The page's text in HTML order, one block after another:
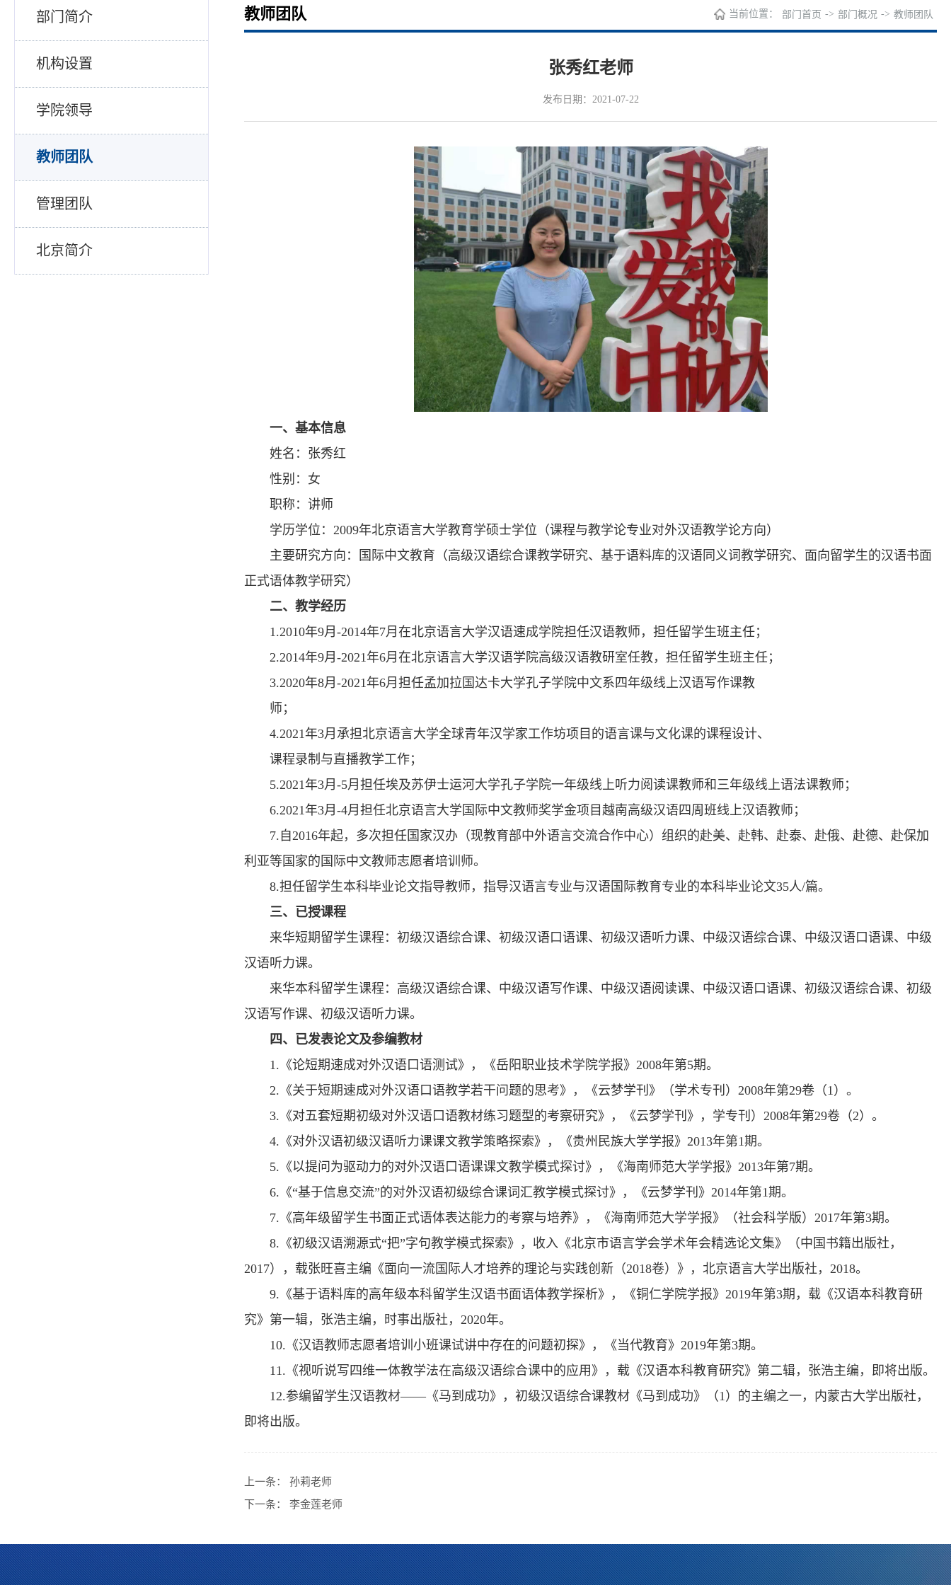
部门简介
机构设置
学院领导
教师团队
管理团队
北京简介
教师团队 当前位置： 部门首页 -> 部门概况 -> 教师团队
张秀红老师
发布日期：2021-07-22
一、基本信息
姓名：张秀红
性别：女
职称：讲师
学历学位：2009年北京语言大学教育学硕士学位（课程与教学论专业对外汉语教学论方向）
主要研究方向：国际中文教育（高级汉语综合课教学研究、基于语料库的汉语同义词教学研究、面向留学生的汉语书面
正式语体教学研究）
二、教学经历
1.2010年9月-2014年7月在北京语言大学汉语速成学院担任汉语教师，担任留学生班主任；
2.2014年9月-2021年6月在北京语言大学汉语学院高级汉语教研室任教，担任留学生班主任；
3.2020年8月-2021年6月担任孟加拉国达卡大学孔子学院中文系四年级线上汉语写作课教
师；
4.2021年3月承担北京语言大学全球青年汉学家工作坊项目的语言课与文化课的课程设计、
课程录制与直播教学工作；
5.2021年3月-5月担任埃及苏伊士运河大学孔子学院一年级线上听力阅读课教师和三年级线上语法课教师；
6.2021年3月-4月担任北京语言大学国际中文教师奖学金项目越南高级汉语四周班线上汉语教师；
7.自2016年起，多次担任国家汉办（现教育部中外语言交流合作中心）组织的赴美、赴韩、赴泰、赴俄、赴德、赴保加
利亚等国家的国际中文教师志愿者培训师。
8.担任留学生本科毕业论文指导教师，指导汉语言专业与汉语国际教育专业的本科毕业论文35人/篇。
三、已授课程
来华短期留学生课程：初级汉语综合课、初级汉语口语课、初级汉语听力课、中级汉语综合课、中级汉语口语课、中级
汉语听力课。
来华本科留学生课程：高级汉语综合课、中级汉语写作课、中级汉语阅读课、中级汉语口语课、初级汉语综合课、初级
汉语写作课、初级汉语听力课。
四、已发表论文及参编教材
1.《论短期速成对外汉语口语测试》，《岳阳职业技术学院学报》2008年第5期。
2.《关于短期速成对外汉语口语教学若干问题的思考》，《云梦学刊》（学术专刊）2008年第29卷（1）。
3.《对五套短期初级对外汉语口语教材练习题型的考察研究》，《云梦学刊》，学专刊）2008年第29卷（2）。
4.《对外汉语初级汉语听力课课文教学策略探索》，《贵州民族大学学报》2013年第1期。
5.《以提问为驱动力的对外汉语口语课课文教学模式探讨》，《海南师范大学学报》2013年第7期。
6.《“基于信息交流”的对外汉语初级综合课词汇教学模式探讨》，《云梦学刊》2014年第1期。
7.《高年级留学生书面正式语体表达能力的考察与培养》，《海南师范大学学报》（社会科学版）2017年第3期。
8.《初级汉语溯源式“把”字句教学模式探索》，收入《北京市语言学会学术年会精选论文集》（中国书籍出版社，
2017），载张旺喜主编《面向一流国际人才培养的理论与实践创新（2018卷）》，北京语言大学出版社，2018。
9.《基于语料库的高年级本科留学生汉语书面语体教学探析》，《铜仁学院学报》2019年第3期，载《汉语本科教育研
究》第一辑，张浩主编，时事出版社，2020年。
10.《汉语教师志愿者培训小班课试讲中存在的问题初探》，《当代教育》2019年第3期。
11.《视听说写四维一体教学法在高级汉语综合课中的应用》，载《汉语本科教育研究》第二辑，张浩主编，即将出版。
12.参编留学生汉语教材——《马到成功》，初级汉语综合课教材《马到成功》（1）的主编之一，内蒙古大学出版社，
即将出版。
上一条： 孙莉老师
下一条： 李金莲老师